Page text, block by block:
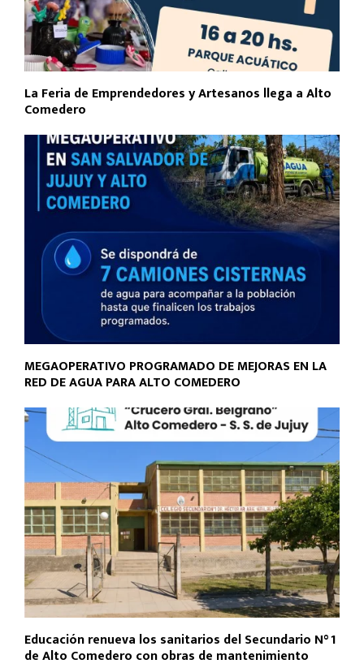
La Feria de Emprendedores y Artesanos llega a Alto
Comedero
MEGAOPERATIVO PROGRAMADO DE MEJORAS EN LA
RED DE AGUA PARA ALTO COMEDERO
Educación renueva los sanitarios del Secundario N° 1
de Alto Comedero con obras de mantenimiento